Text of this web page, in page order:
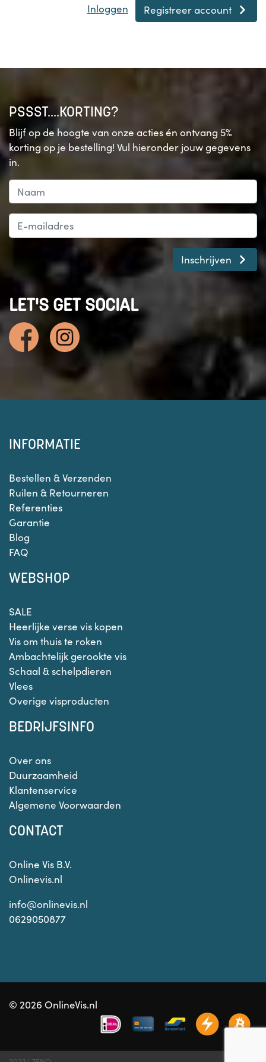
Inloggen
Registreer account
PSSST....KORTING?
Blijf op de hoogte van onze acties én ontvang 5%
korting op je bestelling! Vul hieronder jouw gegevens
in.
Inschrijven
LET'S GET SOCIAL
INFORMATIE
Bestellen & Verzenden
Ruilen & Retourneren
Referenties
Garantie
Blog
FAQ
WEBSHOP
SALE
Heerlijke verse vis kopen
Vis om thuis te roken
Ambachtelijk gerookte vis
Schaal & schelpdieren
Vlees
Overige visproducten
BEDRIJFSINFO
Over ons
Duurzaamheid
Klantenservice
Algemene Voorwaarden
CONTACT
Online Vis B.V.
Onlinevis.nl
info@onlinevis.nl
0629050877
© 2026 OnlineVis.nl